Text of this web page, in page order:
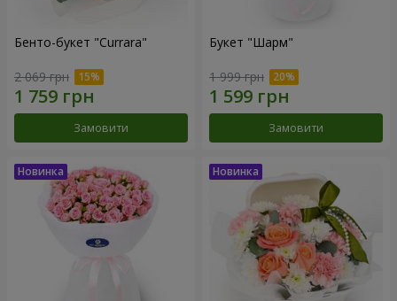
Бенто-букет "Currara"
2 069 грн
Замовити
Букет "Шарм"
1 999 грн
Замовити